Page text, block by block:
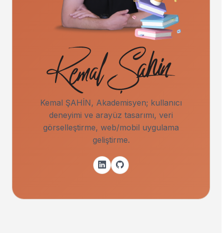
Kemal ŞAHİN, Akademisyen; kullanıcı
deneyimi ve arayüz tasarımı, veri
görselleştirme, web/mobil uygulama
geliştirme.